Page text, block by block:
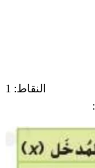
النقاط: 1